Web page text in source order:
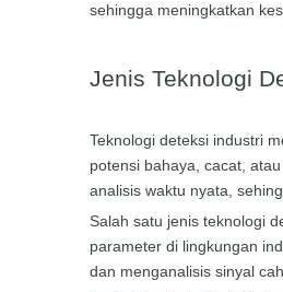
sehingga meningkatkan
Jenis Teknologi
Teknologi deteksi industri
potensi bahaya, cacat,
analisis waktu nyata,
Salah satu jenis teknologi
parameter di lingkungan
dan menganalisis sinyal